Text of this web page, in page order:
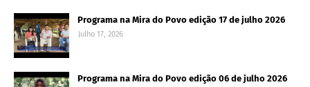
Programa na Mira do Povo edição 17 de julho 2026
Julho 17, 2026
Programa na Mira do Povo edição 06 de julho 2026